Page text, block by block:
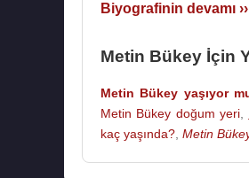
tarafından okunacağı
Apar toparTimur
İki kafadar, başka bir
dönemde adı yeni
Metin Bükey, 1967
Biyografinin devamı ››
Metin Bükey İçin
Metin Bükey yaşıyor
Metin Bükey doğum yeri,
kaç yaşında? Metin